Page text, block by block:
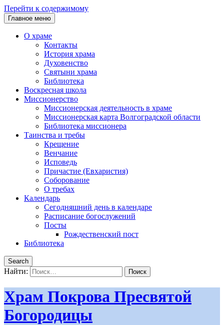
Перейти к содержимому
Главное меню
О храме
Контакты
История храма
Духовенство
Святыни храма
Библиотека
Воскресная школа
Миссионерство
Миссионерская деятельность в храме
Миссионерская карта Волгоградской области
Библиотека миссионера
Таинства и требы
Крещение
Венчание
Исповедь
Причастие (Евхаристия)
Соборование
О требах
Календарь
Сегодняшний день в календаре
Расписание богослужений
Посты
Рождественский пост
Библиотека
Search
Найти:
Храм Покрова Пресвятой
Богородицы